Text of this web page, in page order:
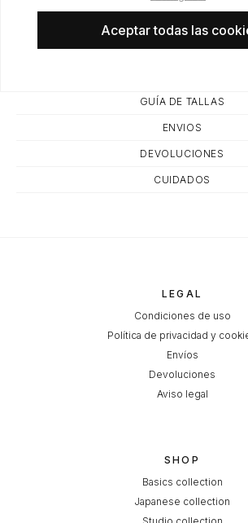
GUÍA DE TALLAS
ENVIOS
DEVOLUCIONES
CUIDADOS
LEGAL
Condiciones de uso
Política de privacidad y
Envíos
Devoluciones
Aviso legal
SHOP
Basics collection
Japanese collection
Aceptar todas las